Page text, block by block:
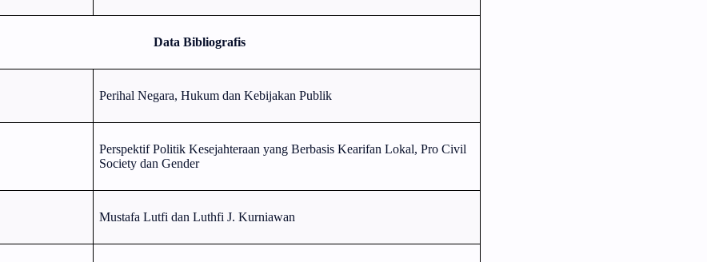
Data Bibliografis
Perihal Negara, Hukum dan Kebijakan Publik
Perspektif Politik Kesejahteraan yang Berbasis Kearifan Lokal, Pro Civil
Society dan Gender
Mustafa Lutfi dan Luthfi J. Kurniawan